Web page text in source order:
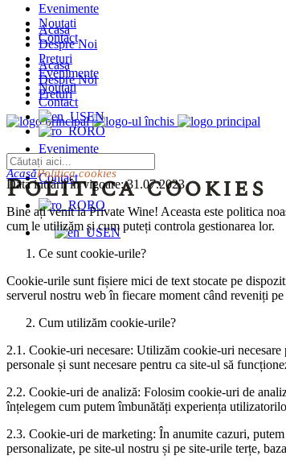
Evenimente
Noutati
Contact
Acasa
Despre Noi
Preturi
Evenimente
Noutati
Contact
RO
EN
Acasa
Despre Noi
Preturi
Evenimente
Noutati
Contact
EN
RO
Politica cookies
AcasăPolitica cookies
Data intrării în vigoare: 31.07.2023
Bine ați venit la Private Wine! Aceasta este politica
cum le utilizăm și cum puteți controla gestionarea lor.
Ce sunt cookie-urile?
Cookie-urile sunt fișiere mici de text stocate pe
serverul nostru web în fiecare moment când reveniți
Cum utilizăm cookie-urile?
2.1. Cookie-uri necesare: Utilizăm cookie-uri
personale și sunt necesare pentru ca site-ul să
2.2. Cookie-uri de analiză: Folosim cookie-uri de
înțelegem cum putem îmbunătăți experiența
2.3. Cookie-uri de marketing: În anumite cazuri,
personalizate, pe site-ul nostru și pe site-urile terțe,